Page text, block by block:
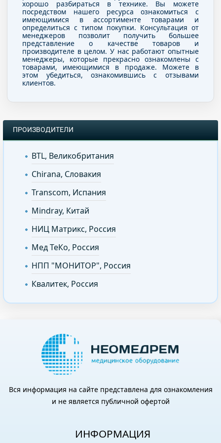
хорошо разбираться в технике. Вы можете
посредством нашего ресурса ознакомиться с
имеющимися в ассортименте товарами и
определиться с типом покупки. Консультация от
менеджеров позволит получить большее
представление о качестве товаров и
производителе в целом. У нас работают опытные
менеджеры, которые прекрасно ознакомлены с
товарами, имеющимися в продаже. Можете в
этом убедиться, ознакомившись с отзывами
клиентов.
ПРОИЗВОДИТЕЛИ
BTL, Великобритания
Chirana, Словакия
Transcom, Испания
Mindray, Китай
НИЦ Матрикс, Россия
Мед ТеКо, Россия
НПП "МОНИТОР", Россия
Квалитек, Россия
Вся информация на сайте представлена для ознакомления
и не является публичной офертой
ИНФОРМАЦИЯ